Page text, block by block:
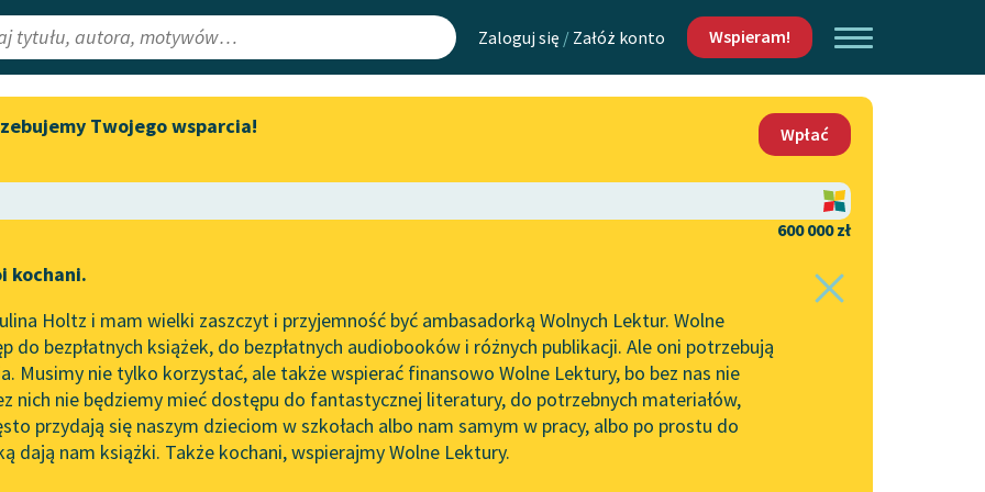
Zaloguj się / Załóż konto Wspieram!
Lektury
redakcyjne
Aktualności
Zapraszamy na spotkanie
literatury skandynawskiej
Wolne Lektury na 32.
Pol’and’Rock Festivalu
„Kochanek Lady Chatterley”
do słuchania na Wolnych
Lekturach
Nowy audiobook – „Marzenie
Mapa Wolnych Lektur
Leśmianator
API
OAI-PMH
Widget Wolnych Lektur
Kontakt
O projekcie
Zasady wykorzystania
Wolnych Lektur
Logotypy
Materiały promocyjne
Twojego wsparcia!
Wpłać
600 000 zł
kochani.
Holtz i mam wielki zaszczyt i przyjemność być ambasadorką Wolnych Lektur. Wolne
do bezpłatnych książek, do bezpłatnych audiobooków i różnych publikacji. Ale oni potrzebują
Musimy nie tylko korzystać, ale także wspierać finansowo Wolne Lektury, bo bez nas nie
nich nie będziemy mieć dostępu do fantastycznej literatury, do potrzebnych materiałów,
przydają się naszym dzieciom w szkołach albo nam samym w pracy, albo po prostu do
dają nam książki. Także kochani, wspierajmy Wolne Lektury.
Gusła, II